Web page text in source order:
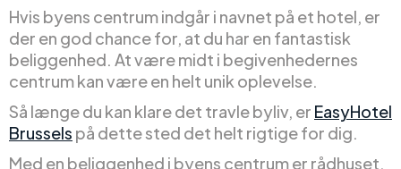
Hvis byens centrum indgår i navnet på et hotel, er
der en god chance for, at du har en fantastisk
beliggenhed. At være midt i begivenhedernes
centrum kan være en helt unik oplevelse.
Så længe du kan klare det travle byliv, er EasyHotel
Brussels på dette sted det helt rigtige for dig.
Med en beliggenhed i byens centrum er rådhuset,